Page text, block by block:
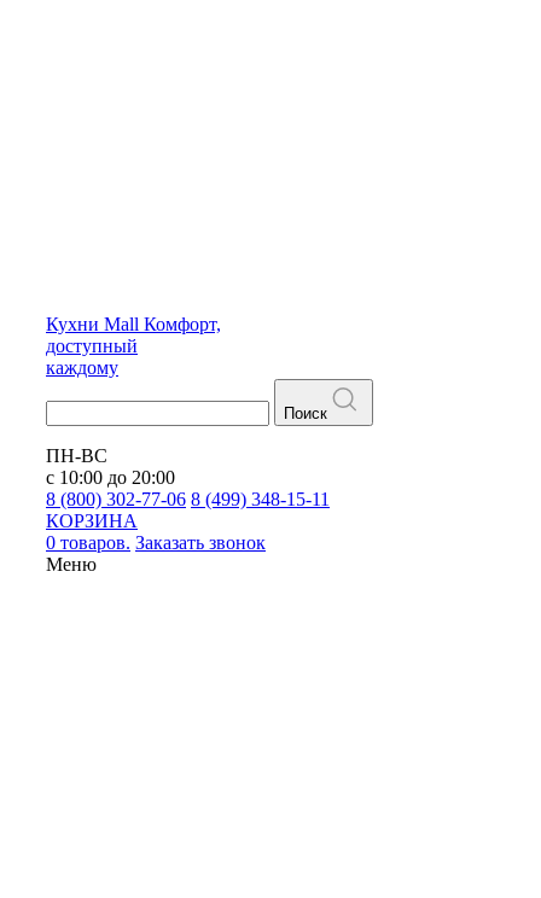
Кухни Mall Комфорт,
доступный
каждому
Поиск
ПН-ВС
с 10:00 до 20:00
8 (800) 302-77-06 8 (499) 348-15-11
КОРЗИНА
0 товаров. Заказать звонок
Меню